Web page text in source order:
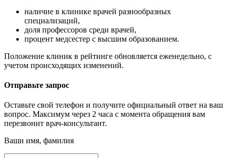
наличие в клинике врачей разнообразных
специализаций,
доля профессоров среди врачей,
процент медсестер с высшим образованием.
Положение клиник в рейтинге обновляется еженедельно, с
учетом происходящих изменений.
Отправьте запрос
Оставьте свой телефон и получите официальный ответ на ваш
вопрос. Максимум через 2 часа с момента обращения вам
перезвонит врач-консультант.
Ваши имя, фамилия